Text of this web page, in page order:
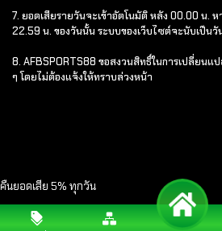
7. ยอดเสียรายวันจะเข้าอัตโนมัติ หลัง 00.00 น.
22.59 น. ของวันนั้น ระบบของเว็บไซต์จะนับเป็นวั
8. AFBSPORTS88 ขอสงวนสิทธิ์ในการเปลี่ยนแ
ๆ โดยไม่ต้องแจ้งให้ทราบล่วงหน้า
คืนยอดเสีย 5% ทุกวัน